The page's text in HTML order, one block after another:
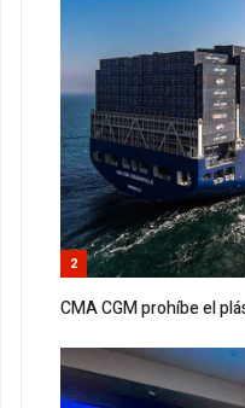
2
CMA CGM prohíbe el